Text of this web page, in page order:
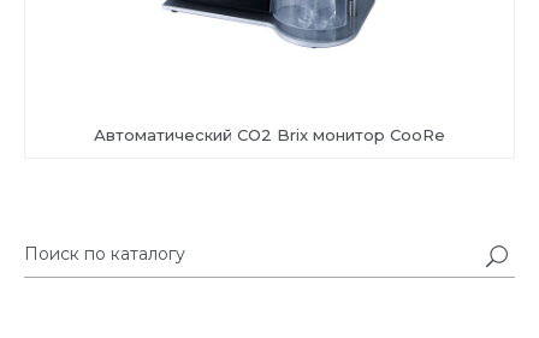
Автоматический CO2 Brix монитор CooRe